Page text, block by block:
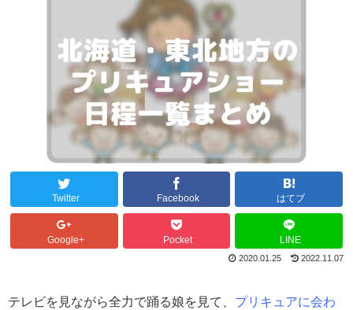
Twitter Facebook はてブ
Google+ Pocket LINE
2020.01.25 2022.11.07
テレビを見ながら全力で踊る娘を見て、 プリキュアに会わ